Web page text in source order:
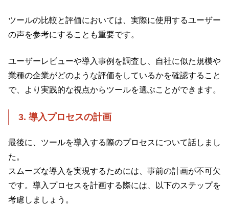
ツールの比較と評価においては、実際に使用するユーザー
の声を参考にすることも重要です。
ユーザーレビューや導入事例を調査し、自社に似た規模や
業種の企業がどのような評価をしているかを確認すること
で、より実践的な視点からツールを選ぶことができます。
3. 導入プロセスの計画
最後に、ツールを導入する際のプロセスについて話しまし
た。
スムーズな導入を実現するためには、事前の計画が不可欠
です。導入プロセスを計画する際には、以下のステップを
考慮しましょう。